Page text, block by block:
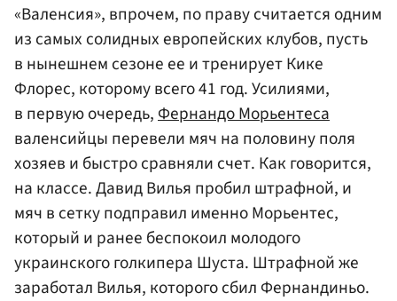
«Валенсия», впрочем, по праву считается одним
из самых солидных европейских клубов, пусть
в нынешнем сезоне ее и тренирует Кике
Флорес, которому всего 41 год. Усилиями,
в первую очередь, Фернандо Морьентеса
валенсийцы перевели мяч на половину поля
хозяев и быстро сравняли счет. Как говорится,
на классе. Давид Вилья пробил штрафной, и
мяч в сетку подправил именно Морьентес,
который и ранее беспокоил молодого
украинского голкипера Шуста. Штрафной же
заработал Вилья, которого сбил Фернандиньо.